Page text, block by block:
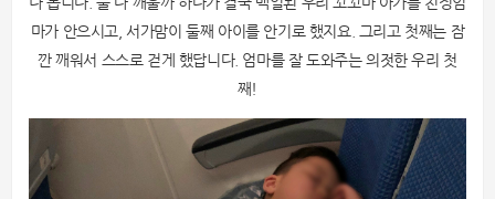
마가 안으시고, 서가맘이 둘째 아이를 안기로 했지요. 그리고 첫째는 잠
깐 깨워서 스스로 걷게 했답니다. 엄마를 잘 도와주는 의젓한 우리 첫
째!